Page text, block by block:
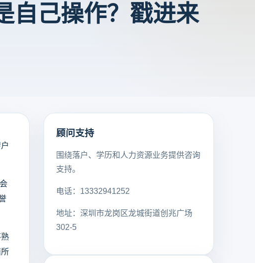
自己操作？戳进来
顾问支持
围绕落户、学历和人力资源业务提供咨询
支持。
电话：13332941252
地址：深圳市龙岗区龙城街道创兆广场
302-5